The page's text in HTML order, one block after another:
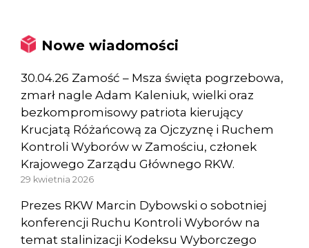
Nowe wiadomości
30.04.26 Zamość – Msza święta pogrzebowa,
zmarł nagle Adam Kaleniuk, wielki oraz
bezkompromisowy patriota kierujący
Krucjatą Różańcową za Ojczyznę i Ruchem
Kontroli Wyborów w Zamościu, członek
Krajowego Zarządu Głównego RKW.
29 kwietnia 2026
Prezes RKW Marcin Dybowski o sobotniej
konferencji Ruchu Kontroli Wyborów na
temat stalinizacji Kodeksu Wyborczego